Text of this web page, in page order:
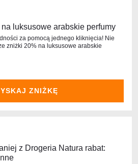
luksusowe arabskie perfumy
za pomocą jednego kliknięcia! Nie
zniżki 20% na luksusowe arabskie
ZNIŻKĘ
z Drogeria Natura rabat: